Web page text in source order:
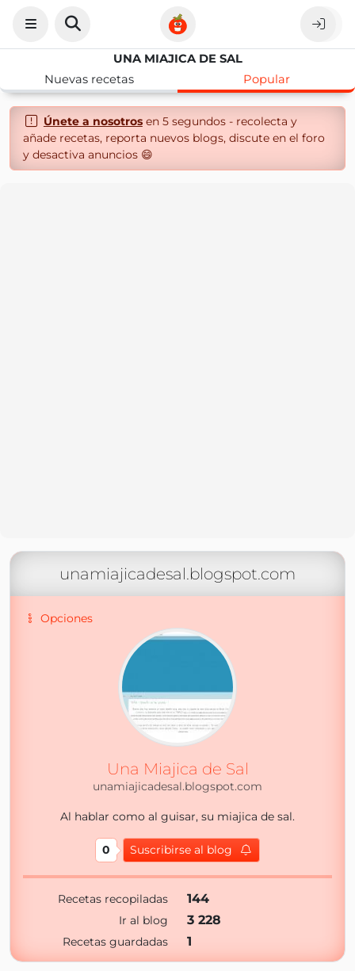
UNA MIAJICA DE SAL
Nuevas recetas
Popular
Únete a nosotrosen 5 segundos - recolecta y
añade recetas, reporta nuevos blogs, discute en el foro
y desactiva anuncios 😄
unamiajicadesal.blogspot.com
Opciones
Una Miajica de Sal
unamiajicadesal.blogspot.com
Al hablar como al guisar, su miajica de sal.
0 Suscribirse al blog
Recetas recopiladas 144
Ir al blog 3 228
Recetas guardadas 1